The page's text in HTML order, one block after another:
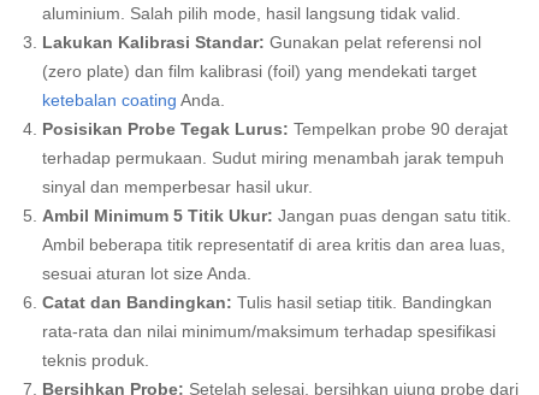
aluminium. Salah pilih mode, hasil langsung tidak valid.
Lakukan Kalibrasi Standar: Gunakan pelat referensi nol
(zero plate) dan film kalibrasi (foil) yang mendekati target
ketebalan coating Anda.
Posisikan Probe Tegak Lurus: Tempelkan probe 90 derajat
terhadap permukaan. Sudut miring menambah jarak tempuh
sinyal dan memperbesar hasil ukur.
Ambil Minimum 5 Titik Ukur: Jangan puas dengan satu titik.
Ambil beberapa titik representatif di area kritis dan area luas,
sesuai aturan lot size Anda.
Catat dan Bandingkan: Tulis hasil setiap titik. Bandingkan
rata-rata dan nilai minimum/maksimum terhadap spesifikasi
teknis produk.
Bersihkan Probe: Setelah selesai, bersihkan ujung probe dari